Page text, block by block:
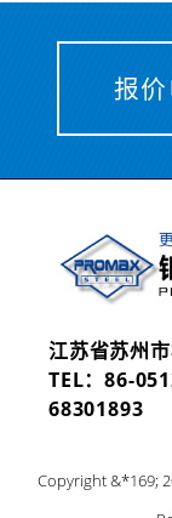
报价
江苏省苏州
TEL：86-
68301893
Copyright &*169;